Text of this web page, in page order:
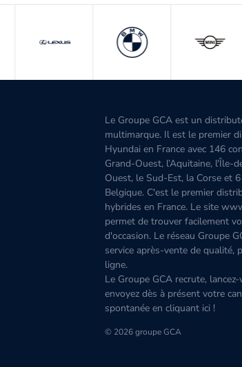
Le Groupe GCA est un
multimarque. Il est le premier
Hyundai en France avec 146
Grand-Ouest, l’Aquitaine, l'Île-
Ouest, le Sud-Est, la Corse et
Belgique. C'est le premier
hybrides en France. Le site
permet de trouver facilement
d'occasion. Le réseau Groupe
service après-vente de qualité,
ligne.
Le Groupe GCA recrute,
envoyez dès à présent votre
spontanée en cliquant ici!
© 2026 groupe GCA